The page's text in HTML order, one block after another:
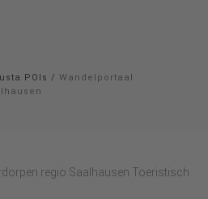
POIs / Wandelportaal
regio Saalhausen Toeristisch